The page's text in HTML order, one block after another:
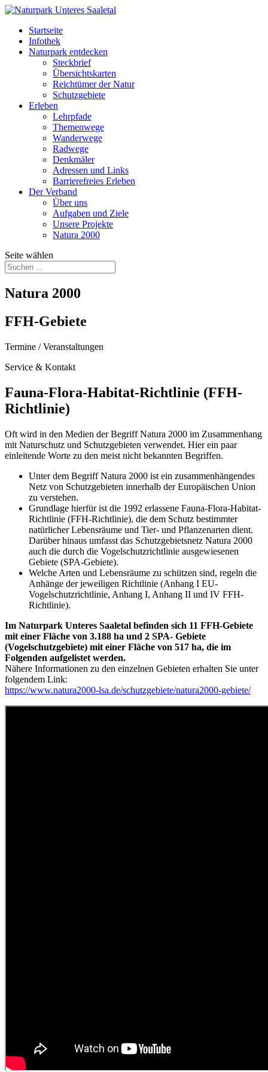
Startseite
Infothek
Naturpark entdecken
Steckbrief
Übersichtskarten
Reichtümer der Natur
Schutzgebiete
Erleben
Lehrpfade
Themenwege
Wanderwege
Radwege
Denkmäler
Adressen und Links
Barrierefreies Erleben
Der Verband
Über uns
Aufgaben und Ziele
Unsere Projekte
Natura 2000
Seite wählen
Natura 2000
FFH-Gebiete
Termine / Veranstaltungen
Service & Kontakt
Fauna-Flora-Habitat-Richtlinie (FFH-
Richtlinie)
Oft wird in den Medien der Begriff Natura 2000 im Zusammenhang
mit Naturschutz und Schutzgebieten verwendet. Hier ein paar
einleitende Worte zu den meist nicht bekannten Begriffen.
Unter dem Begriff Natura 2000 ist ein zusammenhängendes
Netz von Schutzgebieten innerhalb der Europäischen Union
zu verstehen.
Grundlage hierfür ist die 1992 erlassene Fauna-Flora-Habitat-
Richtlinie (FFH-Richtlinie), die dem Schutz bestimmter
natürlicher Lebensräume und Tier- und Pflanzenarten dient.
Darüber hinaus umfasst das Schutzgebietsnetz Natura 2000
auch die durch die Vogelschutzrichtlinie ausgewiesenen
Gebiete (SPA-Gebiete).
Welche Arten und Lebensräume zu schützen sind, regeln die
Anhänge der jeweiligen Richtlinie (Anhang I EU-
Vogelschutzrichtlinie, Anhang I, Anhang II und IV FFH-
Richtlinie).
Im Naturpark Unteres Saaletal befinden sich 11 FFH-Gebiete
mit einer Fläche von 3.188 ha und 2 SPA- Gebiete
(Vogelschutzgebiete) mit einer Fläche von 517 ha, die im
Folgenden aufgelistet werden.
Nähere Informationen zu den einzelnen Gebieten erhalten Sie unter
folgendem Link:
https://www.natura2000-lsa.de/schutzgebiete/natura2000-gebiete/